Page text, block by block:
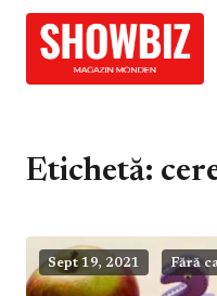
Etichetă:
Sept 19, 2021 Fără